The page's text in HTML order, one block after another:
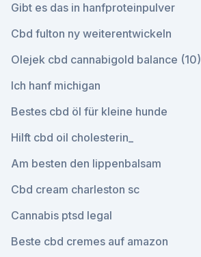
Gibt es das in hanfproteinpulver
Cbd fulton ny weiterentwickeln
Olejek cbd cannabigold balance (10)
Ich hanf michigan
Bestes cbd öl für kleine hunde
Hilft cbd oil cholesterin_
Am besten den lippenbalsam
Cbd cream charleston sc
Cannabis ptsd legal
Beste cbd cremes auf amazon